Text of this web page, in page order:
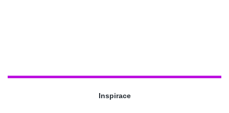
Inspirace